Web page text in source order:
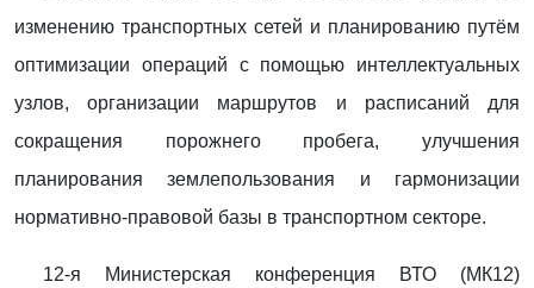
изменению транспортных сетей и планированию путём
оптимизации операций с помощью интеллектуальных
узлов, организации маршрутов и расписаний для
сокращения порожнего пробега, улучшения
планирования землепользования и гармонизации
нормативно-правовой базы в транспортном секторе.
12-я Министерская конференция ВТО (МК12)